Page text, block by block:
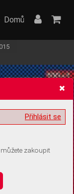
informací
žádné informace
o souhlas s
Domů
Přihlásit se
můžete zakoupit